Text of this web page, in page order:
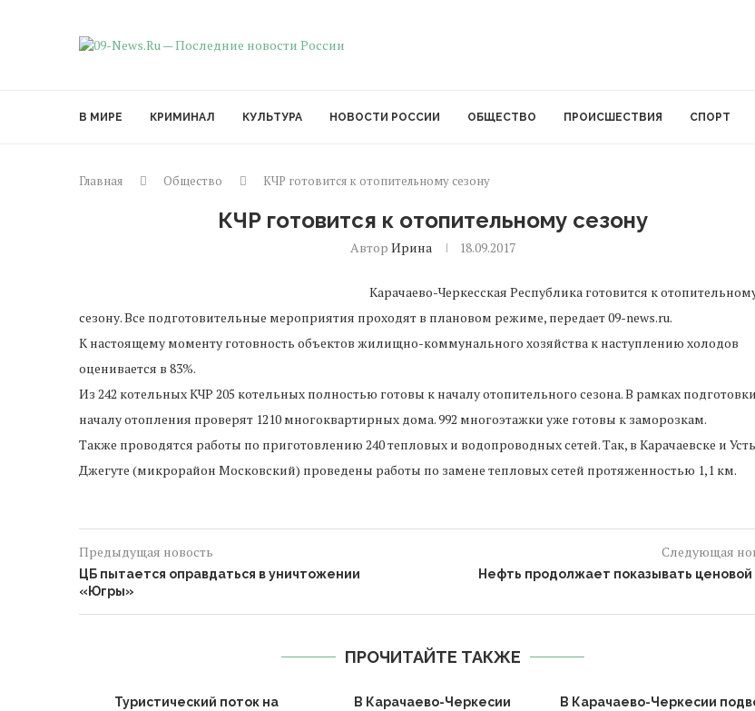
В МИРЕ КРИМИНАЛ КУЛЬТУРА НОВОСТИ РОССИИ ОБЩЕСТВО ПРОИСШЕСТВИЯ СПОРТ
Главная Общество КЧР готовится к отопительному сезону
КЧР готовится к отопительному сезону
Автор Ирина 18.09.2017
Карачаево-Черкесская Республика готовится к
сезону. Все подготовительные мероприятия проходят в плановом режиме, передает 09-news.ru.
К настоящему моменту готовность объектов жилищно-коммунального хозяйства к наступлению холодов
оценивается в 83%.
Из 242 котельных КЧР 205 котельных полностью готовы к началу отопительного сезона. В рамках
началу отопления проверят 1210 многоквартирных дома. 992 многоэтажки уже готовы к заморозкам.
Также проводятся работы по приготовлению 240 тепловых и водопроводных сетей. Так, в Карачаевске и
Джегуте (микрорайон Московский) проведены работы по замене тепловых сетей протяженностью 1,1 км.
Предыдущая новость
ЦБ пытается оправдаться в уничтожении
«Югры»
Следующая
Нефть продолжает показывать ценовой
ПРОЧИТАЙТЕ ТАКЖЕ
Туристический поток на
В Карачаево-Черкесии
В Карачаево-Черкесии